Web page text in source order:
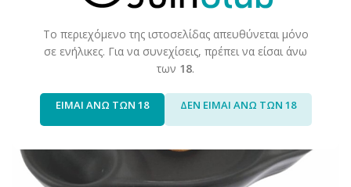
Το περιεχόμενο της ιστοσελίδας απευθύνεται μόνο
σε ενήλικες. Για να συνεχίσεις, πρέπει να είσαι άνω
των 18.
ΕΙΜΑΙ ΑΝΩ ΤΩΝ 18 ΔΕΝ ΕΙΜΑΙ ΑΝΩ ΤΩΝ 18